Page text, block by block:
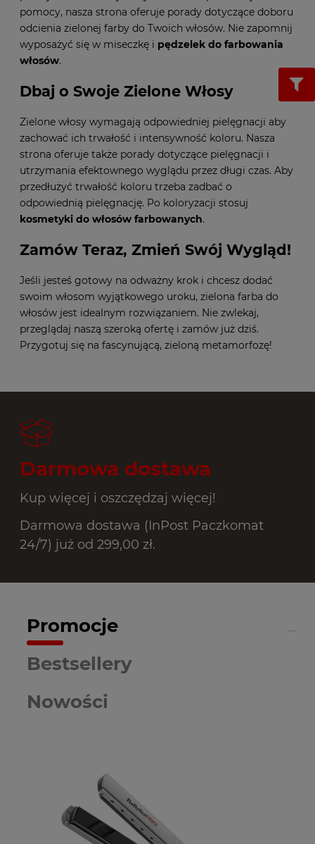
pomocy, nasza strona oferuje porady dotyczące doboru
odcienia zielonej farby do Twoich włosów. Nie zapomnij
wyposażyć się w miseczkę i pędzelek do farbowania
włosów.
Dbaj o Swoje Zielone Włosy
Zielone włosy wymagają odpowiedniej pielęgnacji aby
zachować ich trwałość i intensywność koloru. Nasza
strona oferuje także porady dotyczące pielęgnacji i
utrzymania efektownego wyglądu przez długi czas. Aby
przedłużyć trwałość koloru trzeba zadbać o
odpowiednią pielęgnację. Po koloryzacji stosuj
kosmetyki do włosów farbowanych.
Zamów Teraz, Zmień Swój Wygląd!
Jeśli jesteś gotowy na odważny krok i chcesz dodać
swoim włosom wyjątkowego uroku, zielona farba do
włosów jest idealnym rozwiązaniem. Nie zwlekaj,
przeglądaj naszą szeroką ofertę i zamów już dziś.
Przygotuj się na fascynującą, zieloną metamorfozę!
Darmowa dostawa
Kup więcej i oszczędzaj więcej!
Darmowa dostawa (InPost Paczkomat
24/7) już od 299,00 zł.
Promocje
Nowości
Bestsellery